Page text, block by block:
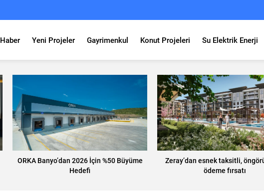
Haber Yeni Projeler Gayrimenkul Konut Projeleri Su Elektrik Enerji
ORKA Banyo’dan 2026 İçin %50 Büyüme
Hedefi
Zeray’dan esnek taksitli,
ödeme fırsatı